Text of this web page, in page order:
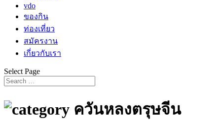
vdo
ของกิน
ท่องเที่ยว
สมัครงาน
เกี่ยวกับเรา
Select Page
ควันหลงตรุษจีน